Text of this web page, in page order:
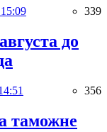
339
до
356
таможне